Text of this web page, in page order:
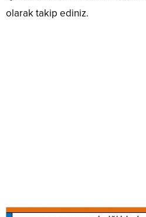
olarak takip ediniz.